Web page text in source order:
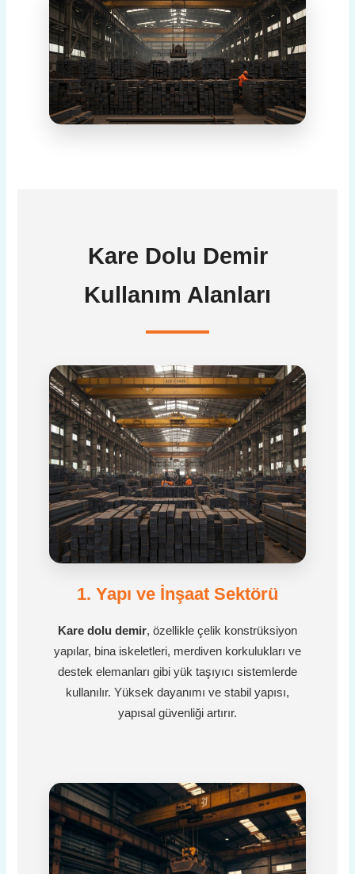
Kare Dolu Demir
Kullanım Alanları
1. Yapı ve İnşaat Sektörü
Kare dolu demir, özellikle çelik konstrüksiyon
yapılar, bina iskeletleri, merdiven korkulukları ve
destek elemanları gibi yük taşıyıcı sistemlerde
kullanılır. Yüksek dayanımı ve stabil yapısı,
yapısal güvenliği artırır.